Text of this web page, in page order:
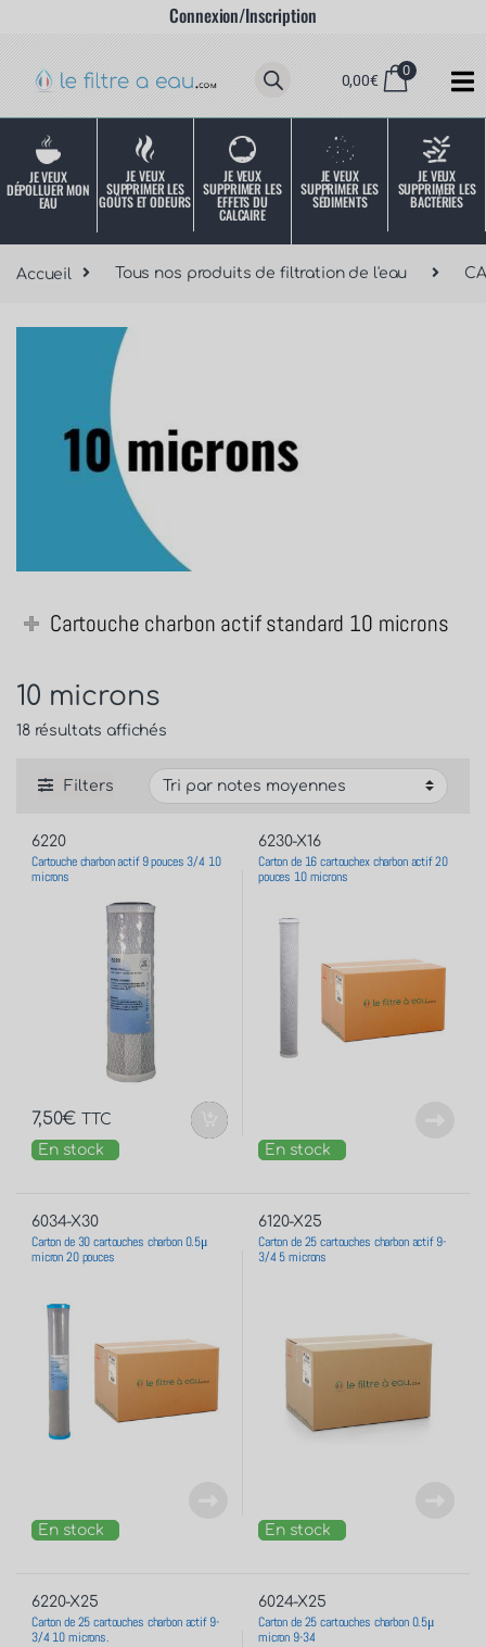
Connexion/Inscription
0,00€
0
JE VEUX
DÉPOLLUER MON
EAU
JE VEUX
SUPPRIMER LES
GOÛTS ET ODEURS
JE VEUX
SUPPRIMER LES
EFFETS DU
CALCAIRE
JE VEUX
SUPPRIMER LES
SÉDIMENTS
JE VEUX
SUPPRIMER LES
BACTÉRIES
Accueil Tous nos produits de filtration de l'eau
Cartouche charbon actif standard 10 microns
10 microns
18 résultats affichés
Filters
6220
Cartouche charbon actif 9 pouces 3/4 10
microns
7,50€ TTC
En stock
6230-X16
Carton de 16 cartouchex charbon actif 20
pouces 10 microns
En stock
6034-X30
Carton de 30 cartouches charbon 0.5μ
micron 20 pouces
En stock
6120-X25
Carton de 25 cartouches charbon actif 9-
3/4 5 microns
En stock
6220-X25
Carton de 25 cartouches charbon actif 9-
3/4 10 microns.
6024-X25
Carton de 25 cartouches charbon 0.5μ
micron 9-34